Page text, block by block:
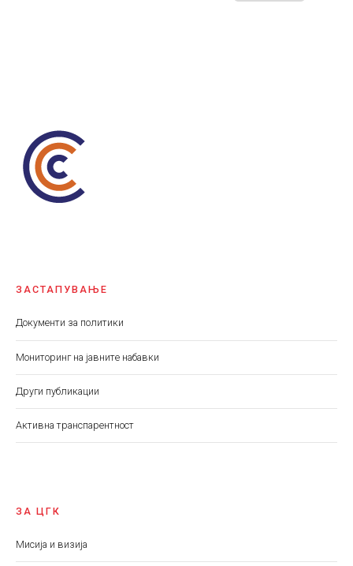
ЗАСТАПУВАЊЕ
Документи за политики
Мониторинг на јавните набавки
Други публикации
Aктивна транспарентност
ЗА ЦГК
Мисија и визија